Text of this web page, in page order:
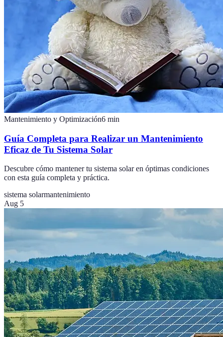
Mantenimiento y Optimización6 min
Guía Completa para Realizar un Mantenimiento
Eficaz de Tu Sistema Solar
Descubre cómo mantener tu sistema solar en óptimas condiciones
con esta guía completa y práctica.
sistema solarmantenimiento
Aug 5